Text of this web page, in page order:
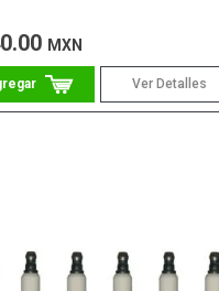
MXN
Ver Detalles